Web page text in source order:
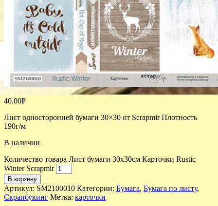
40.00Р
Лист односторонней бумаги 30×30 от Scrapmir Плотность
190г/м
В наличии
Количество товара Лист бумаги 30х30см Карточки Rustic
Winter Scrapmir
В корзину
Артикул: SM2100010 Категории: Бумага, Бумага по листу,
Скрапбукинг Метка: карточки